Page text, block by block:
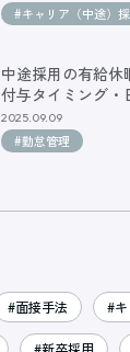
#キャリア（中途）
中途採用の有給休
付与タイミング
2025.09.09
#勤怠管理
#面接手法 #
#新卒採用